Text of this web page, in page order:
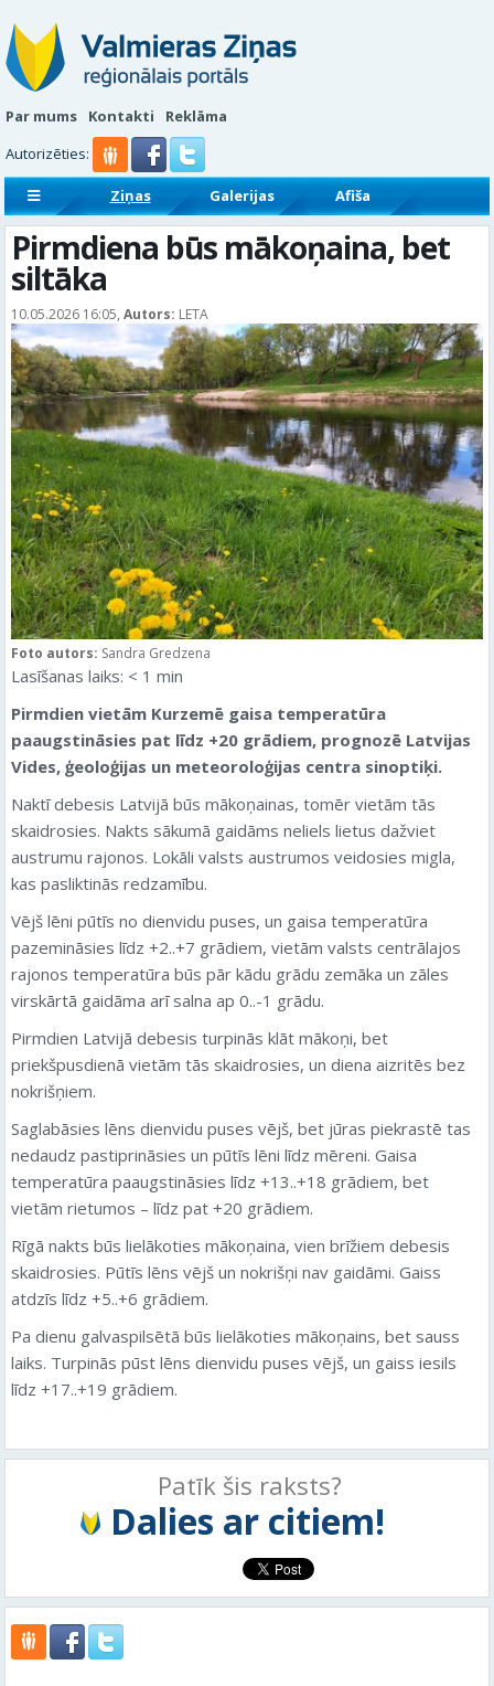
Par mums Kontakti
Reklāma
Autorizēties:
Ziņas Galerijas
Afiša
Sludinājumi
Reklāmraksti
Pirmdiena būs mākoņaina, bet
siltāka
10.05.2026 16:05, Autors: LETA
Foto autors: Sandra Gredzena
Lasīšanas laiks: < 1 min
Pirmdien vietām Kurzemē gaisa temperatūra
paaugstināsies pat līdz +20 grādiem, prognozē Latvijas
Vides, ģeoloģijas un meteoroloģijas centra sinoptiķi.
Naktī debesis Latvijā būs mākoņainas, tomēr vietām tās
skaidrosies. Nakts sākumā gaidāms neliels lietus dažviet
austrumu rajonos. Lokāli valsts austrumos veidosies migla,
kas pasliktinās redzamību.
Vējš lēni pūtīs no dienvidu puses, un gaisa temperatūra
pazemināsies līdz +2..+7 grādiem, vietām valsts centrālajos
rajonos temperatūra būs pār kādu grādu zemāka un zāles
virskārtā gaidāma arī salna ap 0..-1 grādu.
Pirmdien Latvijā debesis turpinās klāt mākoņi, bet
priekšpusdienā vietām tās skaidrosies, un diena aizritēs bez
nokrišņiem.
Saglabāsies lēns dienvidu puses vējš, bet jūras piekrastē tas
nedaudz pastiprināsies un pūtīs lēni līdz mēreni. Gaisa
temperatūra paaugstināsies līdz +13..+18 grādiem, bet
vietām rietumos – līdz pat +20 grādiem.
Rīgā nakts būs lielākoties mākoņaina, vien brīžiem debesis
skaidrosies. Pūtīs lēns vējš un nokrišņi nav gaidāmi. Gaiss
atdzīs līdz +5..+6 grādiem.
Pa dienu galvaspilsētā būs lielākoties mākoņains, bet sauss
laiks. Turpinās pūst lēns dienvidu puses vējš, un gaiss iesils
līdz +17..+19 grādiem.
Patīk šis raksts?
Dalies ar citiem!